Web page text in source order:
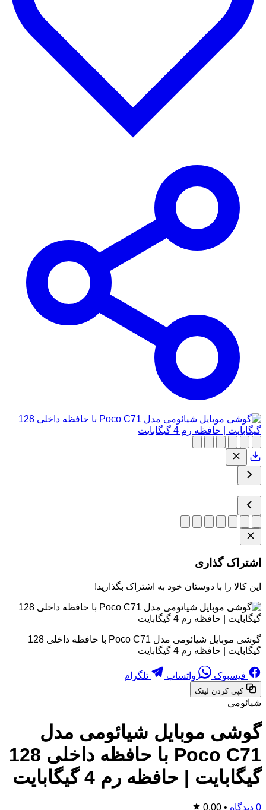
اشتراک گذاری
این کالا را با دوستان خود به اشتراک بگذارید!
گوشی موبایل شیائومی مدل Poco C71 با حافظه داخلی 128
گیگابایت | حافظه رم 4 گیگابایت
فیسبوک واتساپ تلگرام
کپی کردن لینک
شیائومی
گوشی موبایل شیائومی مدل
Poco C71 با حافظه داخلی 128
گیگابایت | حافظه رم 4 گیگابایت
0 دیدگاه •
0,00